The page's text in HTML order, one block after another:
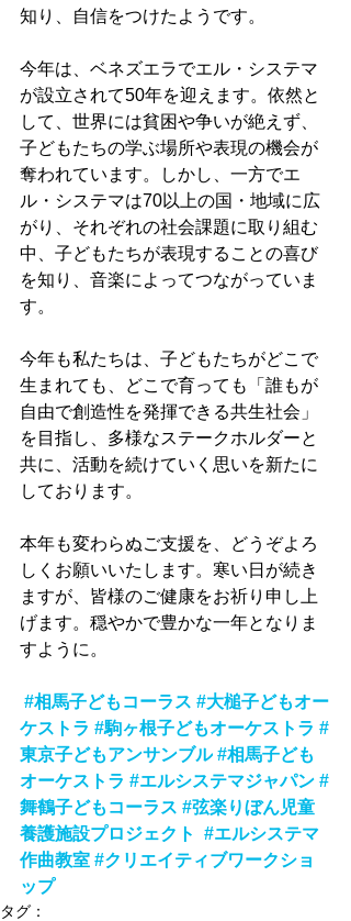
知り、自信をつけたようです。
今年は、ベネズエラでエル・システマ
が設立されて50年を迎えます。依然と
して、世界には貧困や争いが絶えず、
子どもたちの学ぶ場所や表現の機会が
奪われています。しかし、一方でエ
ル・システマは70以上の国・地域に広
がり、それぞれの社会課題に取り組む
中、子どもたちが表現することの喜び
を知り、音楽によってつながっていま
す。
今年も私たちは、子どもたちがどこで
生まれても、どこで育っても「誰もが
自由で創造性を発揮できる共生社会」
を目指し、多様なステークホルダーと
共に、活動を続けていく思いを新たに
しております。
本年も変わらぬご支援を、どうぞよろ
しくお願いいたします。寒い日が続き
ますが、皆様のご健康をお祈り申し上
げます。穏やかで豊かな一年となりま
すように。
#相馬子どもコーラス #大槌子どもオー
ケストラ #駒ヶ根子どもオーケストラ #
東京子どもアンサンブル #相馬子ども
オーケストラ #エルシステマジャパン #
舞鶴子どもコーラス #弦楽りぼん児童
養護施設プロジェクト
#エルシステマ
作曲教室 #クリエイティブワークショ
ップ
タグ：